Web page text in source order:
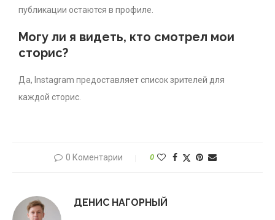
публикации остаются в профиле.
Могу ли я видеть, кто смотрел мои
сторис?
Да, Instagram предоставляет список зрителей для
каждой сторис.
0 Коментарии 0
ДЕНИС НАГОРНЫЙ